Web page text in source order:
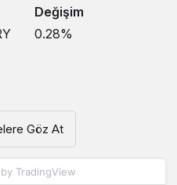
Değişim
0.28%
Göz At
by TradingView